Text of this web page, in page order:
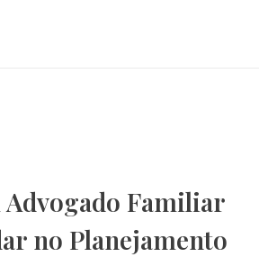
Familiar
no Planejamento